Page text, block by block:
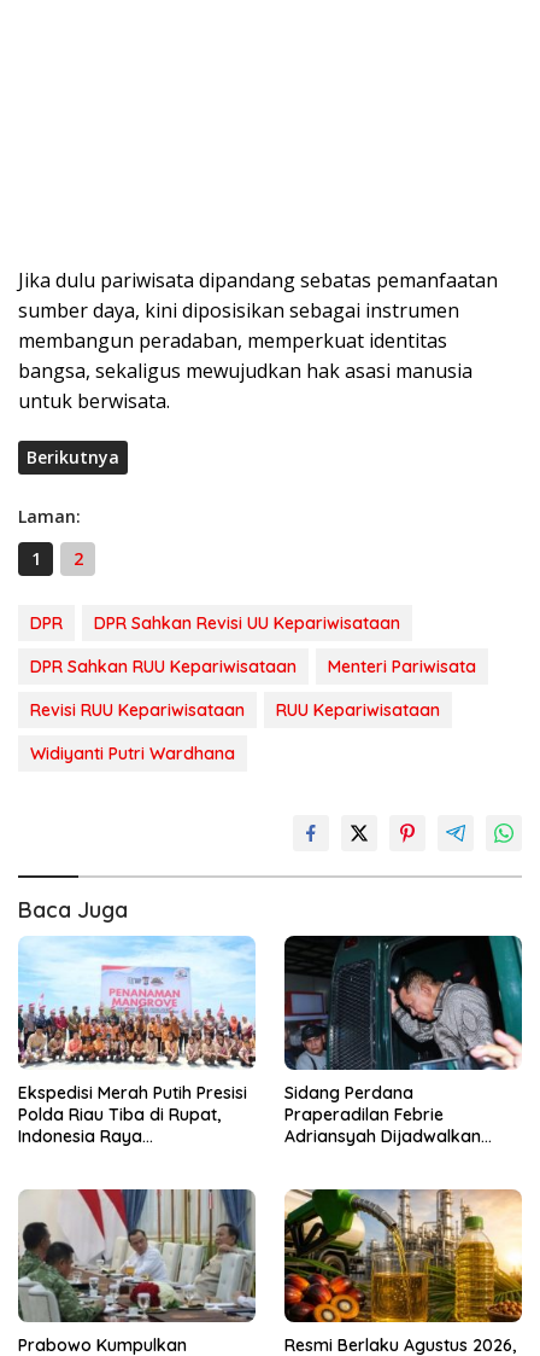
Jika dulu pariwisata dipandang sebatas pemanfaatan
sumber daya, kini diposisikan sebagai instrumen
membangun peradaban, memperkuat identitas
bangsa, sekaligus mewujudkan hak asasi manusia
untuk berwisata.
Berikutnya
Laman:
1
2
DPR
DPR Sahkan Revisi UU Kepariwisataan
DPR Sahkan RUU Kepariwisataan
Menteri Pariwisata
Revisi RUU Kepariwisataan
RUU Kepariwisataan
Widiyanti Putri Wardhana
Baca Juga
Ekspedisi Merah Putih Presisi
Polda Riau Tiba di Rupat,
Indonesia Raya
Sidang Perdana
Praperadilan Febrie
Adriansyah Dijadwalkan
Prabowo Kumpulkan
Resmi Berlaku Agustus 2026,